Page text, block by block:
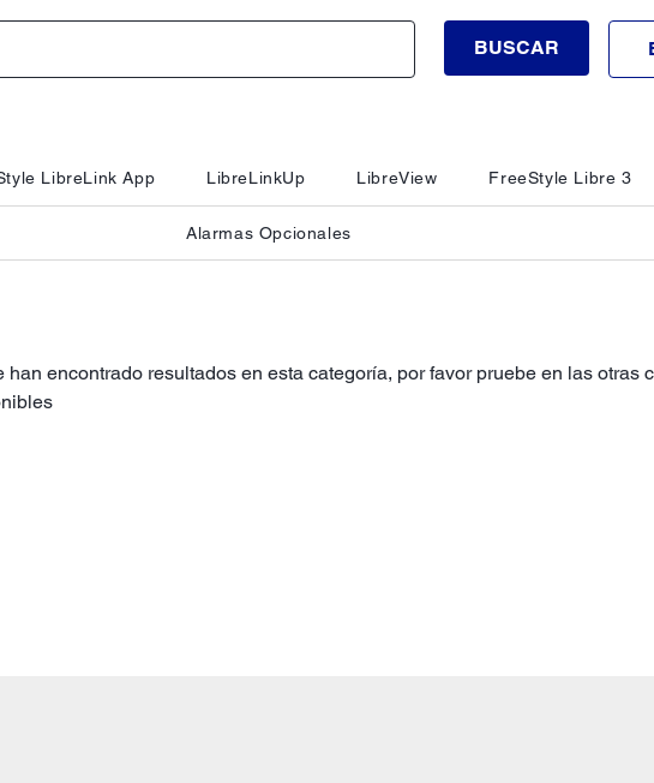
BUSCAR
LibreLink App LibreLinkUp LibreView FreeStyle Libre 3
Alarmas Opcionales
han encontrado resultados en esta categoría, por favor pruebe en las otras